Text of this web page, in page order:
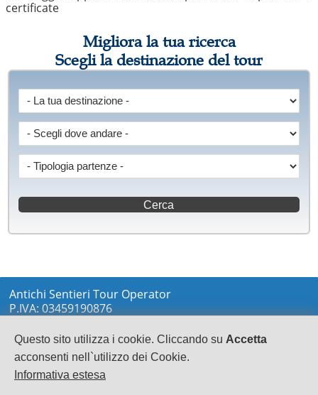
Questo sito utilizza i cookie. Cliccando su Accetta
acconsenti nell`utilizzo dei Cookie.
Informativa estesa
certificate
Migliora la tua ricerca
Scegli la destinazione del tour
Antichi Sentieri Tour Operator
P.IVA: 03459190876
LOCRI
0964233148
info@antichisentieri.it